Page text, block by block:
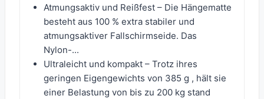
Atmungsaktiv und Reißfest – Die Hängematte
besteht aus 100 % extra stabiler und
atmungsaktiver Fallschirmseide. Das
Nylon-...
Ultraleicht und kompakt – Trotz ihres
geringen Eigengewichts von 385 g , hält sie
einer Belastung von bis zu 200 kg stand